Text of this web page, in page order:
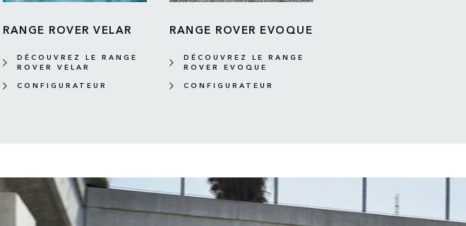
RANGE ROVER VELAR
DÉCOUVREZ LE RANGE
ROVER VELAR
CONFIGURATEUR
RANGE ROVER EVOQUE
DÉCOUVREZ LE RANGE
ROVER EVOQUE
CONFIGURATEUR